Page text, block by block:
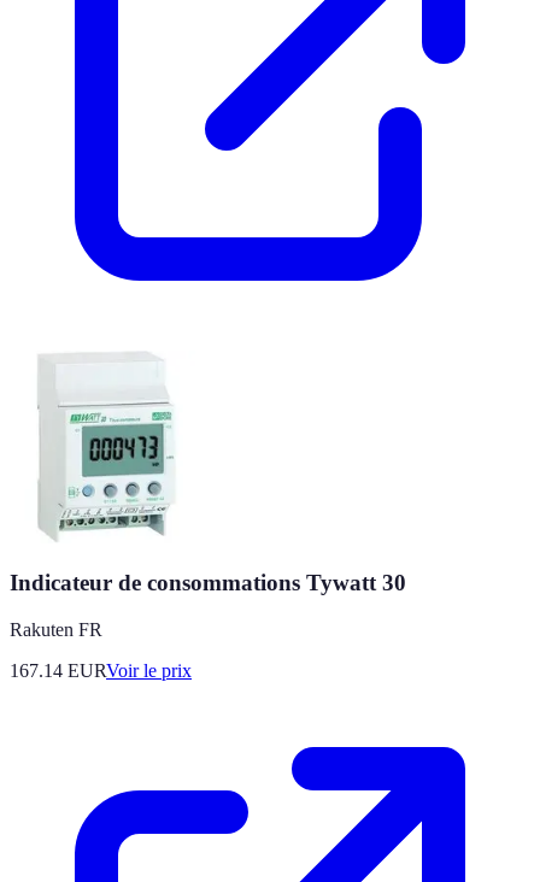
Indicateur de consommations Tywatt 30
Rakuten FR
167.14 EURVoir le prix